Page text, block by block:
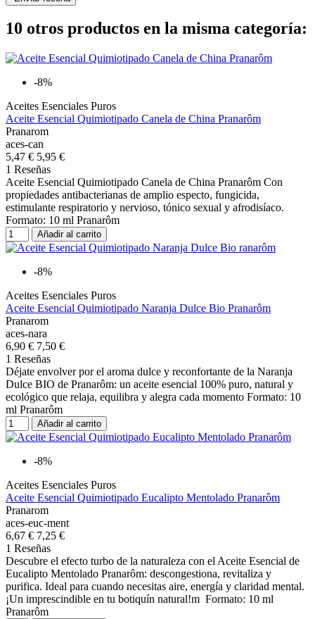
10 otros productos en la misma categoría:
-8%
Aceites Esenciales Puros
Aceite Esencial Quimiotipado Canela de China Pranarôm
Pranarom
aces-can
5,47 € 5,95 €
1 Reseñas
Aceite Esencial Quimiotipado Canela de China Pranarôm Con
propiedades antibacterianas de amplio especto, fungicida,
estimulante respiratorio y nervioso, tónico sexual y afrodisíaco.
Formato: 10 ml Pranarôm
Añadir al carrito
-8%
Aceites Esenciales Puros
Aceite Esencial Quimiotipado Naranja Dulce Bio Pranarôm
Pranarom
aces-nara
6,90 € 7,50 €
1 Reseñas
Déjate envolver por el aroma dulce y reconfortante de la Naranja
Dulce BIO de Pranarôm: un aceite esencial 100% puro, natural y
ecológico que relaja, equilibra y alegra cada momento Formato: 10
ml Pranarôm
Añadir al carrito
-8%
Aceites Esenciales Puros
Aceite Esencial Quimiotipado Eucalipto Mentolado Pranarôm
Pranarom
aces-euc-ment
6,67 € 7,25 €
1 Reseñas
Descubre el efecto turbo de la naturaleza con el Aceite Esencial de
Eucalipto Mentolado Pranarôm: descongestiona, revitaliza y
purifica. Ideal para cuando necesitas aire, energía y claridad mental.
¡Un imprescindible en tu botiquín natural!m Formato: 10 ml
Pranarôm